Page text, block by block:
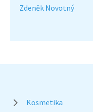
Zdeněk Novotný
Kosmetika